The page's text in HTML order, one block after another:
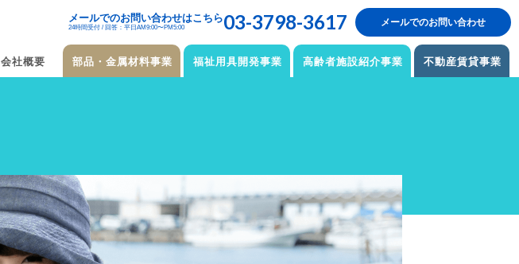
メールでのお問い合わせはこちら
24時間受付 / 回答：平日AM9:00〜PM5:00 03-3798-3617 メールでのお問い合わせ
会社概要 部品・金属材料事業 福祉用具開発事業 高齢者施設紹介事業 不動産賃貸事業